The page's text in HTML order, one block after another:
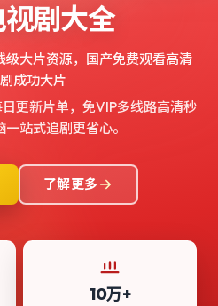
剧大全
大片资源， 国产免费观看高清
成功大片
更新片单，免VIP多线路高清秒
站式追剧更省心。
了解更多
10万+